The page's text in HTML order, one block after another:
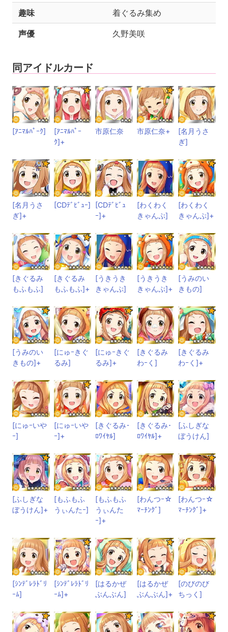
趣味 着ぐるみ集め
声優 久野美咲
同アイドルカード
[ｱﾆﾏﾙﾊﾟｰｸ]
[ｱﾆﾏﾙﾊﾟｰ
ｸ]+
市原仁奈 市原仁奈+
[名月うさ
ぎ]
[名月うさ
ぎ]+
[CDﾃﾞﾋﾞｭｰ]
[CDﾃﾞﾋﾞｭ
ｰ]+
[わくわく
きゃんぷ]
[わくわく
きゃんぷ]+
[きぐるみ
もふもふ]
[きぐるみ
もふもふ]+
[うきうき
きゃんぷ]
[うきうき
きゃんぷ]+
[うみのい
きもの]
[うみのい
きもの]+
[にゅｰきぐ
るみ]
[にゅｰきぐ
るみ]+
[きぐるみ
わｰく]
[きぐるみ
わｰく]+
[にゅｰいや
ｰ]
[にゅｰいや
ｰ]+
[きぐるみ･
ﾛﾜｲﾔﾙ]
[きぐるみ･
ﾛﾜｲﾔﾙ]+
[ふしぎな
ぼうけん]
[ふしぎな
ぼうけん]+
[もふもふ
うぃんたｰ]
[もふもふ
うぃんた
ｰ]+
[わんつｰ☆
ﾏｰﾁﾝｸﾞ]
[わんつｰ☆
ﾏｰﾁﾝｸﾞ]+
[ｼﾝﾃﾞﾚﾗﾄﾞﾘ
ｰﾑ]
[ｼﾝﾃﾞﾚﾗﾄﾞﾘ
ｰﾑ]+
[はるかぜ
ぶんぶん]
[はるかぜ
ぶんぶん]+
[のびのび
ちっく]